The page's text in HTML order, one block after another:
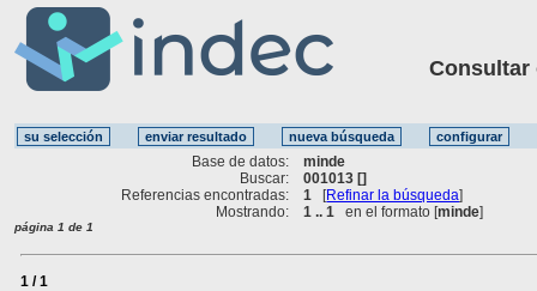
Consultar
Base de datos:
minde
Buscar:
001013 []
Referencias encontradas:
1 [Refinar la búsqueda]
Mostrando:
1 .. 1 en el formato [minde]
página 1 de 1
1 / 1